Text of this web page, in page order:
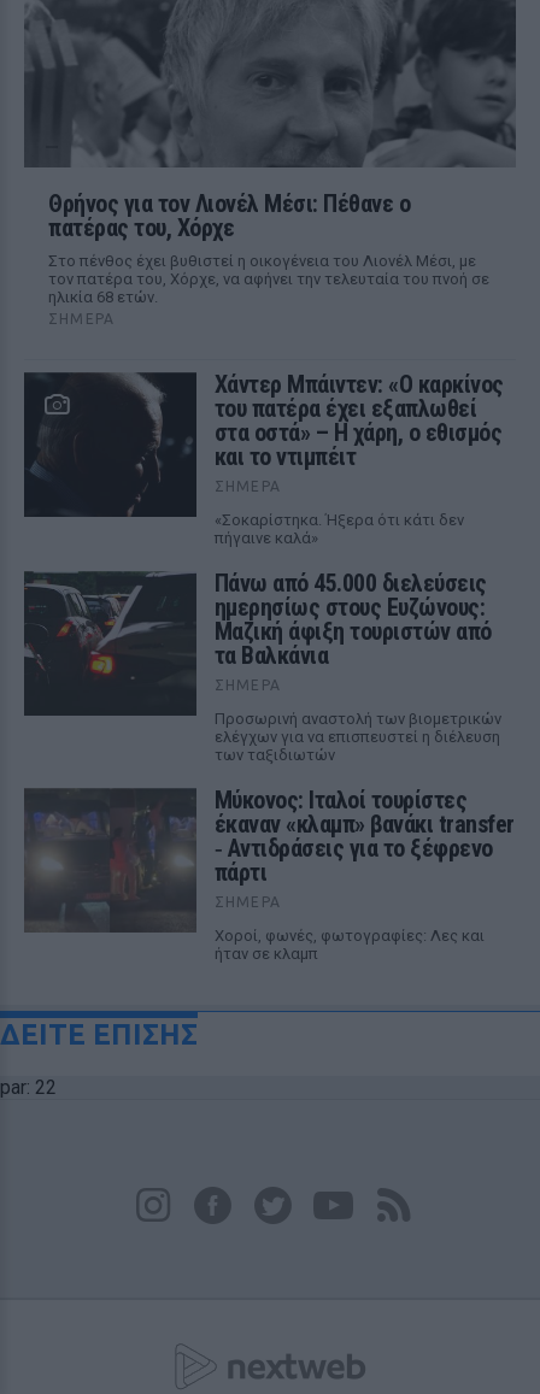
Θρήνος για τον Λιονέλ Μέσι: Πέθανε ο
πατέρας του, Χόρχε
Στο πένθος έχει βυθιστεί η οικογένεια του Λιονέλ Μέσι, με
τον πατέρα του, Χόρχε, να αφήνει την τελευταία του πνοή σε
ηλικία 68 ετών.
ΣΉΜΕΡΑ
Χάντερ Μπάιντεν: «Ο καρκίνος
του πατέρα έχει εξαπλωθεί
στα οστά» – Η χάρη, ο εθισμός
και το ντιμπέιτ
ΣΉΜΕΡΑ
«Σοκαρίστηκα. Ήξερα ότι κάτι δεν
πήγαινε καλά»
Πάνω από 45.000 διελεύσεις
ημερησίως στους Ευζώνους:
Μαζική άφιξη τουριστών από
τα Βαλκάνια
ΣΉΜΕΡΑ
Προσωρινή αναστολή των βιομετρικών
ελέγχων για να επισπευστεί η διέλευση
των ταξιδιωτών
Μύκονος: Ιταλοί τουρίστες
έκαναν «κλαμπ» βανάκι transfer
‑ Αντιδράσεις για το ξέφρενο
πάρτι
ΣΉΜΕΡΑ
Χοροί, φωνές, φωτογραφίες: Λες και
ήταν σε κλαμπ
ΔΕΙΤΕ ΕΠΙΣΗΣ
par: 22